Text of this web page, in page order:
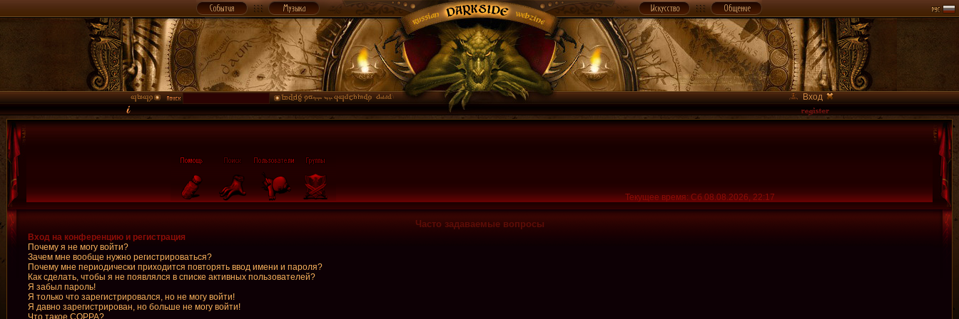
Вход
Текущее время: Сб 08.08.2026, 22:17
Часто задаваемые вопросы
Вход на конференцию и регистрация
Почему я не могу войти?
Зачем мне вообще нужно регистрироваться?
Почему мне периодически приходится повторять ввод имени и пароля?
Как сделать, чтобы я не появлялся в списке активных пользователей?
Я забыл пароль!
Я только что зарегистрировался, но не могу войти!
Я давно зарегистрирован, но больше не могу войти!
Что такое COPPA?